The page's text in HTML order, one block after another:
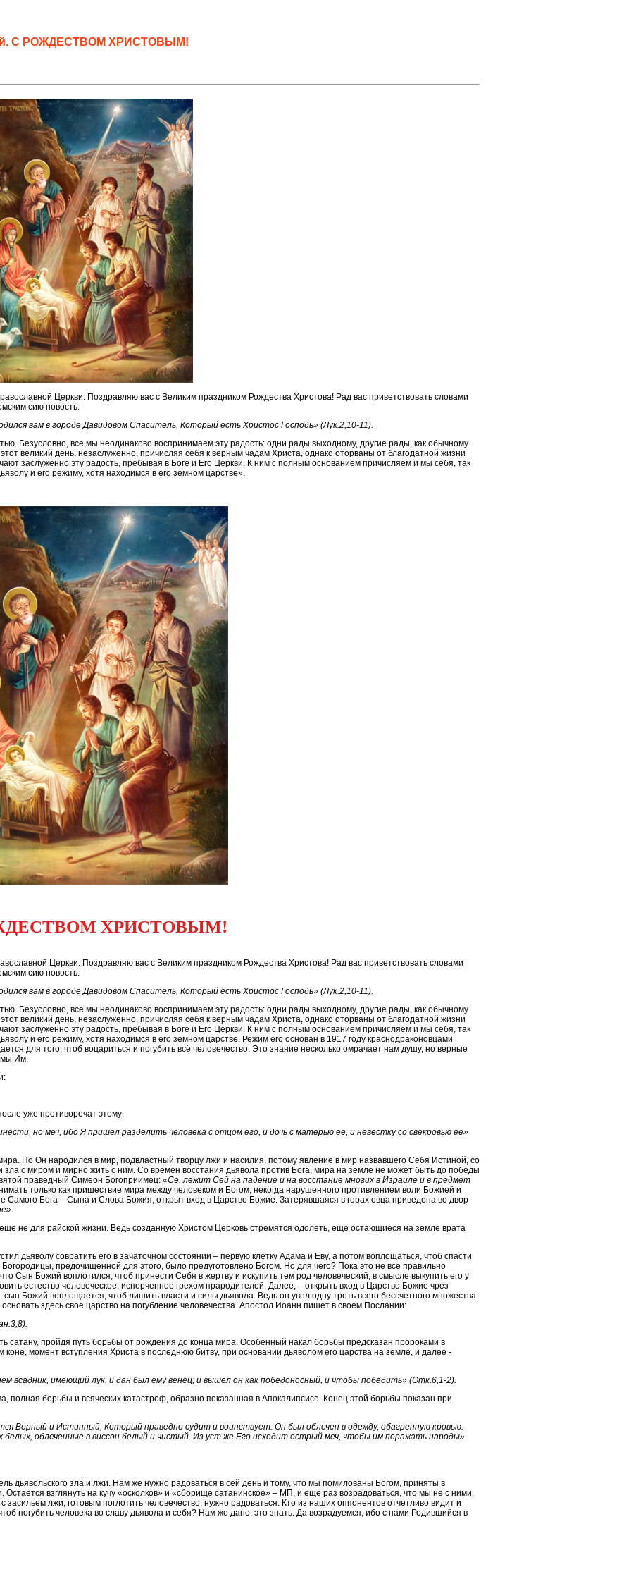
С РОЖДЕСТВОМ ХРИСТОВЫМ!
Церкви. Поздравляю вас с Великим праздником Рождества Христова! Рад вас приветствовать словами
сию новость:
вам в городе Давидовом Спаситель, Который есть Христос Господь» (Лук.2,10-11).
Безусловно, все мы неодинаково воспринимаем эту радость: одни рады выходному, другие рады, как обычному
великий день, незаслуженно, причисляя себя к верным чадам Христа, однако оторваны от благодатной жизни
заслуженно эту радость, пребывая в Боге и Его Церкви. К ним с полным основанием причисляем и мы себя, так
и его режиму, хотя находимся в его земном царстве».
ХРИСТОВЫМ!
Церкви. Поздравляю вас с Великим праздником Рождества Христова! Рад вас приветствовать словами
сию новость:
вам в городе Давидовом Спаситель, Который есть Христос Господь» (Лук.2,10-11).
Безусловно, все мы неодинаково воспринимаем эту радость: одни рады выходному, другие рады, как обычному
великий день, незаслуженно, причисляя себя к верным чадам Христа, однако оторваны от благодатной жизни
заслуженно эту радость, пребывая в Боге и Его Церкви. К ним с полным основанием причисляем и мы себя, так
и его режиму, хотя находимся в его земном царстве. Режим его основан в 1917 году краснодраконовцами
для того, чтоб воцариться и погубить всё человечество. Это знание несколько омрачает нам душу, но верные
Им.
уже противоречат этому:
но меч, ибо Я пришел разделить человека с отцом его, и дочь с матерью ее, и невестку со свекровью ее»
Но Он народился в мир, подвластный творцу лжи и насилия, потому явление в мир назвавшего Себя Истиной, со
с миром и мирно жить с ним. Со времен восстания дьявола против Бога, мира на земле не может быть до победы
праведный Симеон Богоприимец: «Се, лежит Сей на падение и на восстание многих в Израиле и в предмет
только как пришествие мира между человеком и Богом, некогда нарушенного противлением воли Божией и
Бога – Сына и Слова Божия, открыт вход в Царство Божие. Затерявшаяся в горах овца приведена во двор
не для райской жизни. Ведь созданную Христом Церковь стремятся одолеть, еще остающиеся на земле врата
дьяволу совратить его в зачаточном состоянии – первую клетку Адама и Еву, а потом воплощаться, чтоб спасти
предочищенной для этого, было предуготовлено Богом. Но для чего? Пока это не все правильно
Сын Божий воплотился, чтоб принести Себя в жертву и искупить тем род человеческий, в смысле выкупить его у
естество человеческое, испорченное грехом прародителей. Далее, – открыть вход в Царство Божие чрез
Божий воплощается, чтоб лишить власти и силы дьявола. Ведь он увел одну треть всего бессчетного множества
здесь свое царство на погубление человечества. Апостол Иоанн пишет в своем Послании:
пройдя путь борьбы от рождения до конца мира. Особенный накал борьбы предсказан пророками в
момент вступления Христа в последнюю битву, при основании дьяволом его царства на земле, и далее -
всадник, имеющий лук, и дан был ему венец; и вышел он как победоносный, и чтобы победить» (Отк.6,1-2).
полная борьбы и всяческих катастроф, образно показанная в Апокалипсисе. Конец этой борьбы показан при
Верный и Истинный, Который праведно судит и воинствует. Он был облечен в одежду, обагренную кровью.
облеченные в виссон белый и чистый. Из уст же Его исходит острый меч, чтобы им поражать народы»
дьявольского зла и лжи. Нам же нужно радоваться в сей день и тому, что мы помилованы Богом, приняты в
взглянуть на кучу «осколков» и «сборище сатанинское» – МП, и еще раз возрадоваться, что мы не с ними.
лжи, готовым поглотить человечество, нужно радоваться. Кто из наших оппонентов отчетливо видит и
погубить человека во славу дьявола и себя? Нам же дано, это знать. Да возрадуемся, ибо с нами Родившийся в